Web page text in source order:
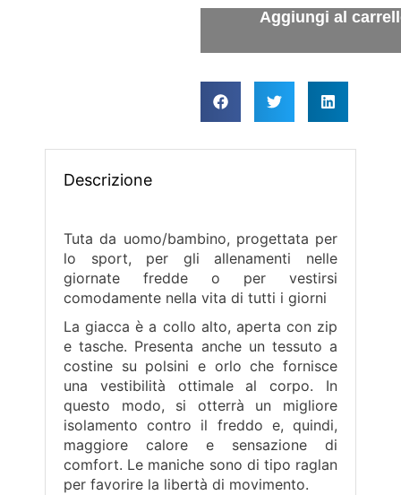
Descrizione
Tuta da uomo/bambino, progettata per
lo sport, per gli allenamenti nelle
giornate fredde o per vestirsi
comodamente nella vita di tutti i giorni
La giacca è a collo alto, aperta con zip
e tasche. Presenta anche un tessuto a
costine su polsini e orlo che fornisce
una vestibilità ottimale al corpo. In
questo modo, si otterrà un migliore
isolamento contro il freddo e, quindi,
maggiore calore e sensazione di
comfort. Le maniche sono di tipo raglan
per favorire la libertà di movimento.